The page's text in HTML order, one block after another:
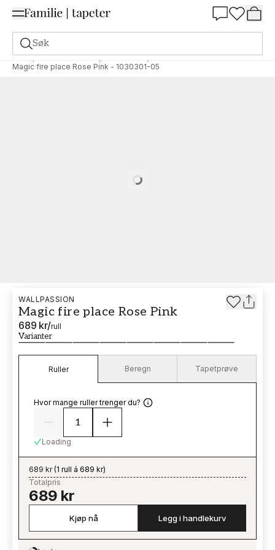
Søk
Tapeter Merke Wallpassion Wallpassion
Magic fire place Rose Pink - 1030301-05
Loading…
WALLPASSION
Magic fire place Rose Pink
689 kr/rull
Varianter
Ruller Beregn Tapetprøve
Hvor mange ruller trenger du?
Loading
689 kr(1 rull á 689 kr)
Totalpris
689 kr
Kjøp nå Legg i handlekurv